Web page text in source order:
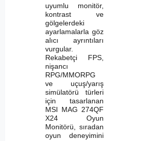
uyumlu monitör,
kontrast ve
gölgelerdeki
ayarlamalarla göz
alıcı ayrıntıları
vurgular.
Rekabetçi FPS,
nişancı
RPG/MMORPG
ve uçuş/yarış
simülatörü türleri
için tasarlanan
MSI MAG 274QF
X24 Oyun
Monitörü, sıradan
oyun deneyimini